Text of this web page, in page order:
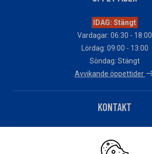
IDAG: Stängt
Vardagar: 06:30 - 18:00
Lördag: 09:00 - 13:00
Söndag: Stängt
Avvikande öppettider
KONTAKT
Har du fakturafrågor?